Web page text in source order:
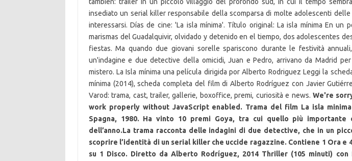
We're
work properly without JavaScript enabled. Trama del film La isla
Spagna, 1980. Ha vinto 10 premi Goya, tra cui quello più
dell’anno.La trama racconta delle indagini di due detective, che in un
scoprire l’identità di un serial killer che uccide ragazzine. Contiene 1 Ora e
su 1 Disco. Diretto da Alberto Rodríguez, 2014 Thriller (105 minuti) con